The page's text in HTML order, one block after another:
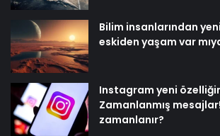
Bilim insanlarından
eskiden yaşam var
Instagram yeni
Zamanlanmış
zamanlanır?